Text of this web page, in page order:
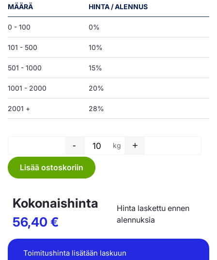
MÄÄRÄ HINTA / ALENNUS
0 - 100 0%
101 - 500 10%
501 - 1000 15%
1001 - 2000 20%
2001 + 28%
Letkukalvo - 400 x 0,05 mm
- kg +
Lisää ostoskoriin
Kokonaishinta
56,40€
Hinta laskettu ennen
alennuksia
Toimitushinta lisätään laskuun